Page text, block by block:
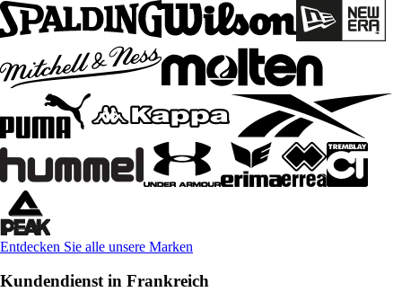
Entdecken Sie alle unsere Marken
Kundendienst in Frankreich